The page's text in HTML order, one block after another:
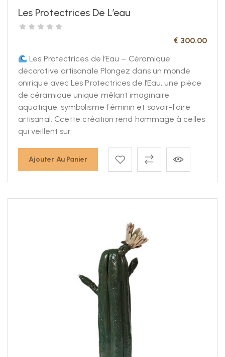
Les Protectrices De L’eau
€ 300.00
Les Protectrices de l’Eau – Céramique
décorative artisanale Plongez dans un monde
onirique avec Les Protectrices de l’Eau, une pièce
de céramique unique mêlant imaginaire
aquatique, symbolisme féminin et savoir-faire
artisanal. Ccette création rend hommage à celles
qui veillent sur
Ajouter Au Panier